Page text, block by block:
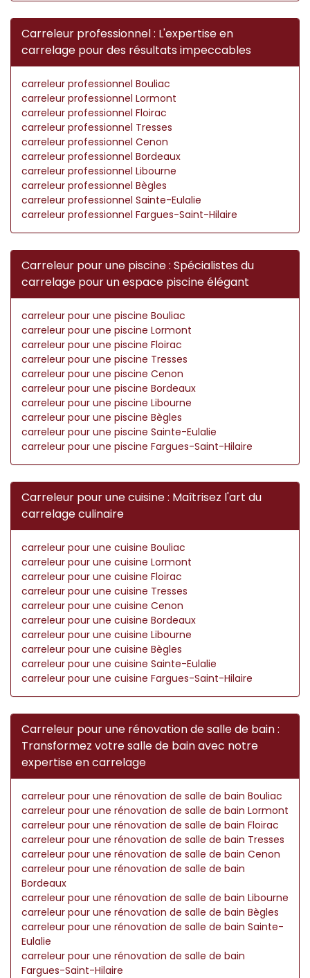
Carreleur professionnel : L'expertise en
carrelage pour des résultats impeccables
carreleur professionnel Bouliac
carreleur professionnel Lormont
carreleur professionnel Floirac
carreleur professionnel Tresses
carreleur professionnel Cenon
carreleur professionnel Bordeaux
carreleur professionnel Libourne
carreleur professionnel Bègles
carreleur professionnel Sainte-Eulalie
carreleur professionnel Fargues-Saint-Hilaire
Carreleur pour une piscine : Spécialistes du
carrelage pour un espace piscine élégant
carreleur pour une piscine Bouliac
carreleur pour une piscine Lormont
carreleur pour une piscine Floirac
carreleur pour une piscine Tresses
carreleur pour une piscine Cenon
carreleur pour une piscine Bordeaux
carreleur pour une piscine Libourne
carreleur pour une piscine Bègles
carreleur pour une piscine Sainte-Eulalie
carreleur pour une piscine Fargues-Saint-Hilaire
Carreleur pour une cuisine : Maîtrisez l'art du
carrelage culinaire
carreleur pour une cuisine Bouliac
carreleur pour une cuisine Lormont
carreleur pour une cuisine Floirac
carreleur pour une cuisine Tresses
carreleur pour une cuisine Cenon
carreleur pour une cuisine Bordeaux
carreleur pour une cuisine Libourne
carreleur pour une cuisine Bègles
carreleur pour une cuisine Sainte-Eulalie
carreleur pour une cuisine Fargues-Saint-Hilaire
Carreleur pour une rénovation de salle de bain :
Transformez votre salle de bain avec notre
expertise en carrelage
carreleur pour une rénovation de salle de bain Bouliac
carreleur pour une rénovation de salle de bain Lormont
carreleur pour une rénovation de salle de bain Floirac
carreleur pour une rénovation de salle de bain Tresses
carreleur pour une rénovation de salle de bain Cenon
carreleur pour une rénovation de salle de bain
Bordeaux
carreleur pour une rénovation de salle de bain Libourne
carreleur pour une rénovation de salle de bain Bègles
carreleur pour une rénovation de salle de bain Sainte-
Eulalie
carreleur pour une rénovation de salle de bain
Fargues-Saint-Hilaire